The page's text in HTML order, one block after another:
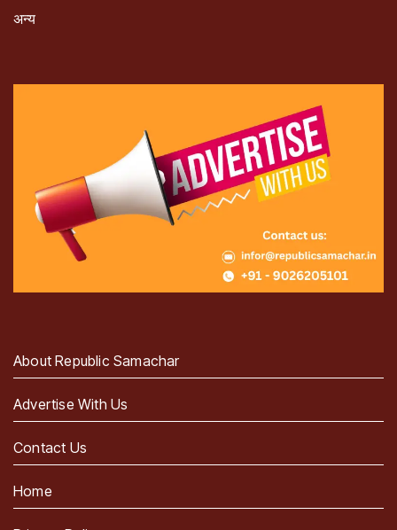
अन्य
About Republic Samachar
Advertise With Us
Contact Us
Home